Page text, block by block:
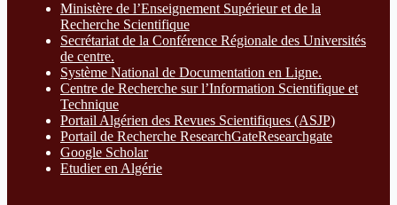
Ministère de l’Enseignement Supérieur et de la
Recherche Scientifique
Secrétariat de la Conférence Régionale des Universités
de centre.
Système National de Documentation en Ligne.
Centre de Recherche sur l’Information Scientifique et
Technique
Portail Algérien des Revues Scientifiques (ASJP)
Portail de Recherche ResearchGateResearchgate
Google Scholar
Etudier en Algérie